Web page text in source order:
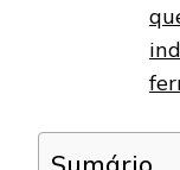
Sumário